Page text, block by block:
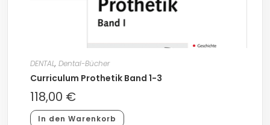
DENTAL, Dental-Bücher
Curriculum Prothetik Band 1-3
118,00 €
In den Warenkorb